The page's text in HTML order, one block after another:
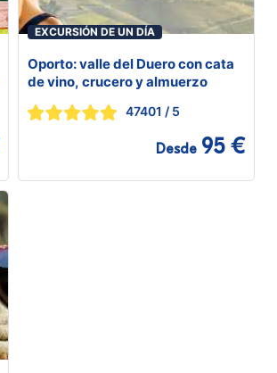
EXCURSIÓN DE UN DÍA
Oporto: valle del Duero con cata
de vino, crucero y almuerzo
47401 / 5
Desde 95 €